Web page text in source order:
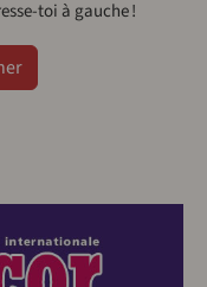
toi à gauche !